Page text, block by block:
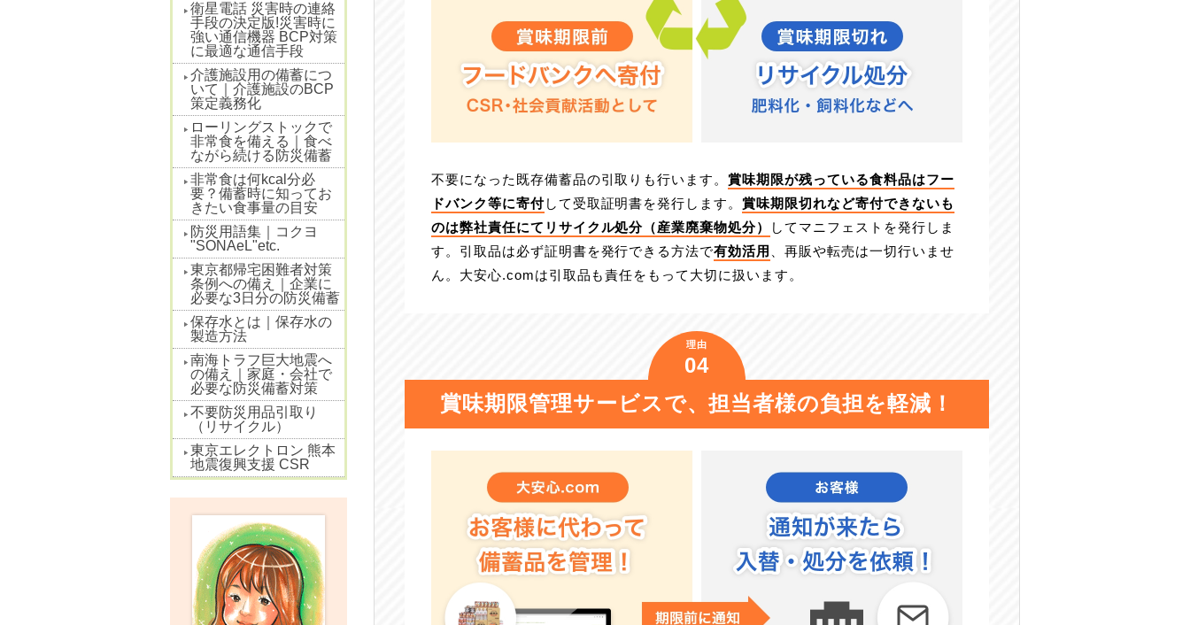
不要になった既存備蓄品の引取りも行います。 賞味期限が残っている食料品はフー
ドバンク等に寄付して受取証明書を発行します。 賞味期限切れなど寄付できないも
のは弊社責任にてリサイクル処分（産業廃棄物処分）
してマニフェストを発行しま
す。引取品は必ず証明書を発行できる方法で有効活用
、再販や転売は一切行いませ
ん。大安心.comは引取品も責任をもって大切に扱います。
理由
04
賞味期限管理サービスで、担当者様の負担を軽減！
衛星電話 災害時の連絡
手段の決定版!災害時に
強い通信機器 BCP対策
に最適な通信手段
介護施設用の備蓄につ
いて｜介護施設のBCP
策定義務化
ローリングストックで
非常食を備える｜食べ
ながら続ける防災備蓄
非常食は何kcal分必
要？備蓄時に知ってお
きたい食事量の目安
防災用語集｜コクヨ
"SONAeL"etc.
東京都帰宅困難者対策
条例への備え｜企業に
必要な3日分の防災備蓄
保存水とは｜保存水の
製造方法
南海トラフ巨大地震へ
の備え｜家庭・会社で
必要な防災備蓄対策
不要防災用品引取り
（リサイクル）
東京エレクトロン 熊本
地震復興支援 CSR